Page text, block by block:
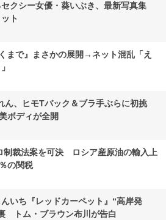
クシー女優・葵いぶき、最新写真集
ト
まで』まさかの展開→ネット混乱「え
ん、ヒモTバック＆ブラ手ぶらに初挑
ボディが全開
制裁法案を可決 ロシア産原油の輸入上
の関税
いち『レッドカーペット』“高岸発
トム・ブラウン布川が告白